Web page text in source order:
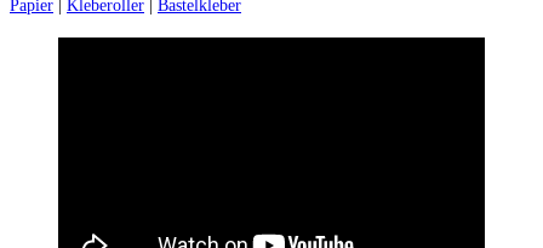
Papier
Kleberoller Bastelkleber